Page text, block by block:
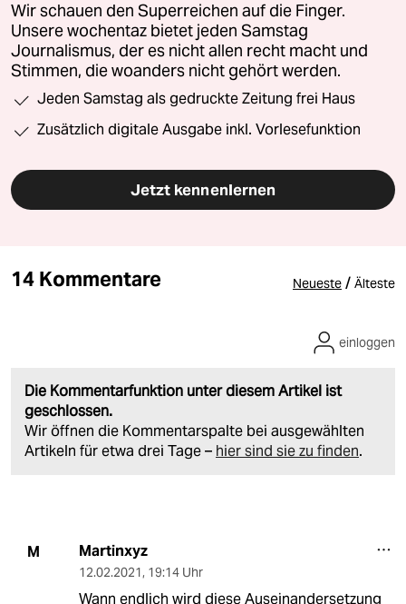
Wir schauen den Superreichen auf die Finger.
Unsere wochentaz bietet jeden Samstag
Journalismus, der es nicht allen recht macht und
Stimmen, die woanders nicht gehört werden.
Jeden Samstag als gedruckte Zeitung frei Haus
Zusätzlich digitale Ausgabe inkl. Vorlesefunktion
Jetzt kennenlernen
14 Kommentare Neueste / Älteste
Die Kommentarfunktion unter diesem Artikel ist
geschlossen.
Wir öffnen die Kommentarspalte bei ausgewählten
Artikeln für etwa drei Tage – hier sind sie zu finden.
einloggen
M Martinxyz
12.02.2021, 19:14 Uhr
Wann endlich wird diese Auseinandersetzung